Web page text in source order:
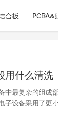
合板 PCBA&
用什么清洗
中最复杂的组成
子设备采用了更